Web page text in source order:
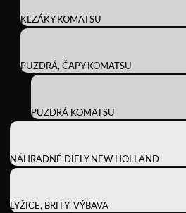
KLZÁKY KOMATSU
PUZDRÁ, ČAPY KOMATSU
PUZDRÁ KOMATSU
NÁHRADNÉ DIELY NEW HOLLAND
LYŽICE, BRITY, VÝBAVA